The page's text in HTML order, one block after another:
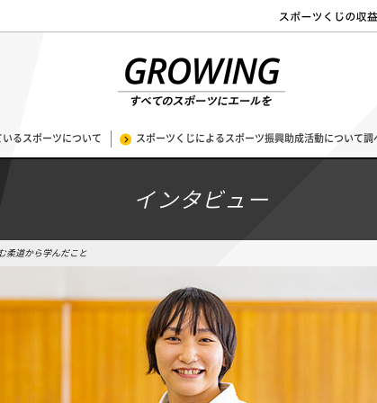
るスポーツについて スポーツくじによるスポーツ振興助成活動について調
インタビュー
柔道から学んだこと